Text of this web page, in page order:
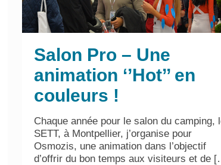
Salon Pro – Une
animation ‘’Hot’’ en
couleurs !
Chaque année pour le salon du camping,
SETT, à Montpellier, j’organise pour
Osmozis, une animation dans l’objectif
d’offrir du bon temps aux visiteurs et de